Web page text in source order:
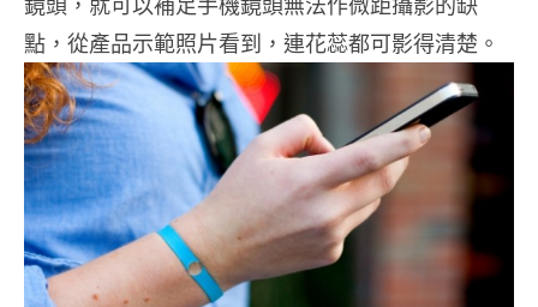
點，從產品示範照片看到，連花蕊都可影得清楚。